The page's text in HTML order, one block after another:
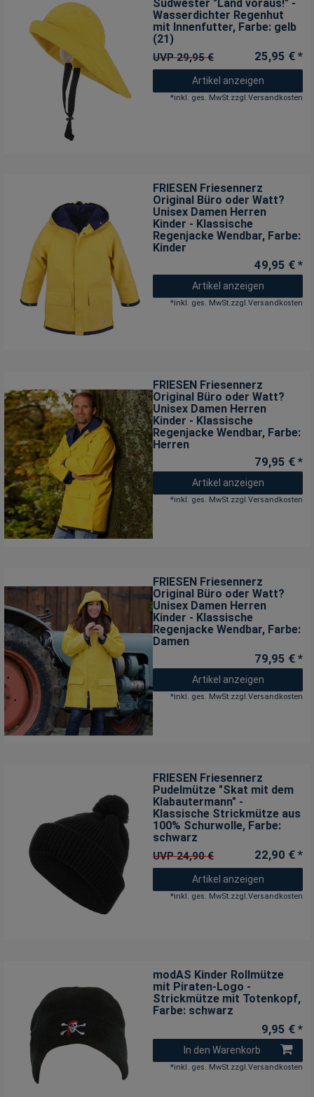
Südwester "Land voraus!" -
Wasserdichter Regenhut
mit Innenfutter, Farbe: gelb
(21)
UVP 29,95 € 25,95 € *
Artikel anzeigen
*inkl. ges. MwSt.zzgl.Versandkosten
FRIESEN Friesennerz
Original Büro oder Watt?
Unisex Damen Herren
Kinder - Klassische
Regenjacke Wendbar, Farbe:
Kinder
49,95 € *
Artikel anzeigen
*inkl. ges. MwSt.zzgl.Versandkosten
FRIESEN Friesennerz
Original Büro oder Watt?
Unisex Damen Herren
Kinder - Klassische
Regenjacke Wendbar, Farbe:
Herren
79,95 € *
Artikel anzeigen
*inkl. ges. MwSt.zzgl.Versandkosten
FRIESEN Friesennerz
Original Büro oder Watt?
Unisex Damen Herren
Kinder - Klassische
Regenjacke Wendbar, Farbe:
Damen
79,95 € *
Artikel anzeigen
*inkl. ges. MwSt.zzgl.Versandkosten
FRIESEN Friesennerz
Pudelmütze "Skat mit dem
Klabautermann" -
Klassische Strickmütze aus
100% Schurwolle, Farbe:
schwarz
UVP 24,90 € 22,90 € *
Artikel anzeigen
*inkl. ges. MwSt.zzgl.Versandkosten
modAS Kinder Rollmütze
mit Piraten-Logo -
Strickmütze mit Totenkopf,
Farbe: schwarz
9,95 € *
In den Warenkorb
*inkl. ges. MwSt.zzgl.Versandkosten